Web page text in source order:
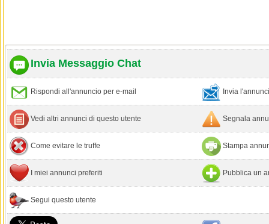
Invia Messaggio Chat
Rispondi all'annuncio per e-mail Invia
Vedi altri annunci di questo utente Segnala
Come evitare le truffe Stampa
I miei annunci preferiti Pubblica un
Segui questo utente